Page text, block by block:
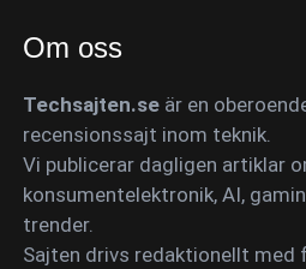
Om oss
Techsajten.se är en
recensionssajt inom teknik.
Vi publicerar dagligen artiklar
konsumentelektronik, AI,
trender.
Sajten drivs redaktionellt med